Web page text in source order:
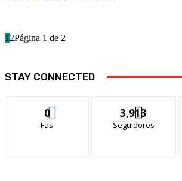
1 2Página 1 de 2
STAY CONNECTED
0
Fãs
3,913
Seguidores